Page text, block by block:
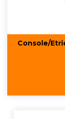
Console/